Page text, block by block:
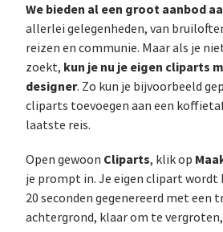
We bieden al een groot aanbod
allerlei gelegenheden, van
reizen en communie. Maar als je
zoekt, kun je nu je eigen cliparts
designer. Zo kun je bijvoorbeeld
cliparts toevoegen aan een
laatste reis.
Open gewoon Cliparts, klik op
je prompt in. Je eigen clipart wordt
20 seconden gegenereerd met een
achtergrond, klaar om te